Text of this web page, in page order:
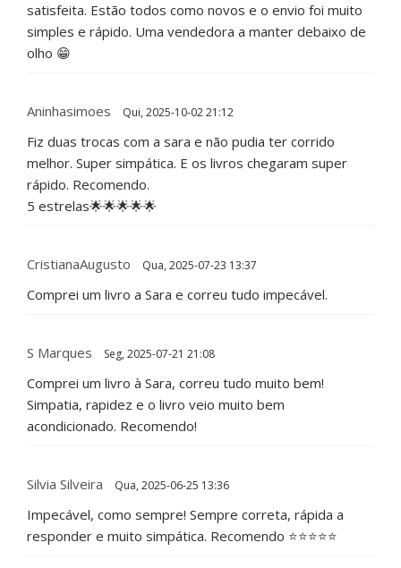
satisfeita. Estão todos como novos e o envio foi muito
simples e rápido. Uma vendedora a manter debaixo de
olho 😁
Aninhasimoes Qui, 2025-10-02 21:12
Fiz duas trocas com a sara e não pudia ter corrido
melhor. Super simpática. E os livros chegaram super
rápido. Recomendo.
5 estrelas🌟🌟🌟🌟🌟
CristianaAugusto Qua, 2025-07-23 13:37
Comprei um livro a Sara e correu tudo impecável.
S Marques Seg, 2025-07-21 21:08
Comprei um livro à Sara, correu tudo muito bem!
Simpatia, rapidez e o livro veio muito bem
acondicionado. Recomendo!
Silvia Silveira Qua, 2025-06-25 13:36
Impecável, como sempre! Sempre correta, rápida a
responder e muito simpática. Recomendo ⭐⭐⭐⭐⭐